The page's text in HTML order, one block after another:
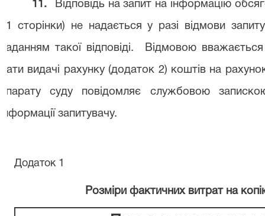
11. Відповідь на запит на інформацію
11 сторінки) не надається у разі відмови
наданням такої відповіді. Відмовою
дати видачі рахунку (додаток 2) коштів на
апарату суду повідомляє службовою
інформації запитувачу.
Додаток 1
Розміри фактичних витрат на